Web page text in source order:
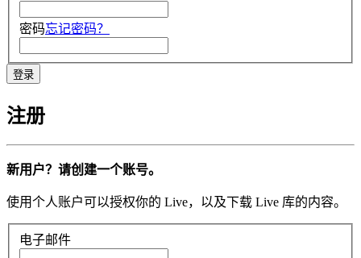
密码忘记密码？
注册
新用户？请创建一个账号。
使用个人账户可以授权你的 Live，以及下载 Live 库的内容。
电子邮件